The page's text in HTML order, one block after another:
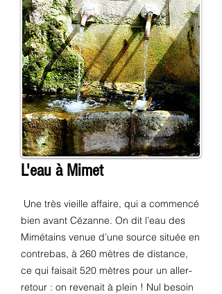
L'eau à Mimet
Une très vieille affaire, qui a commencé
bien avant Cézanne. On dit l’eau des
Mimétains venue d’une source située en
contrebas, à 260 mètres de distance,
ce qui faisait 520 mètres pour un aller-
retour : on revenait à plein ! Nul besoin